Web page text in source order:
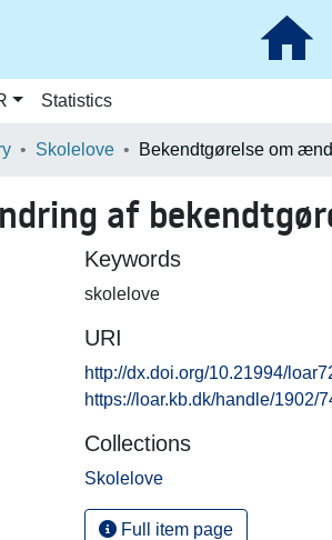
Statistics
Skolelove
af
Keywords
skolelove
URI
http://dx.doi.org/10.21994/
https://loar.kb.dk/handle/1902/
Collections
Skolelove
Full item page